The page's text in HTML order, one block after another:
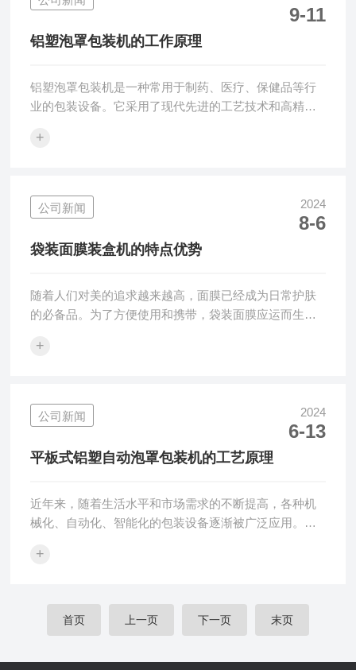
精密的电子设备，都可以使用这种机器进行高效装盒。
全自动高速装盒机的工作原理：1.纸盒成型：纸盒通过
自动送料装置送入机器内，然后被自动折叠成适合装载
9-11
铝塑泡罩包装机的工作原理
铝塑泡罩包装机是一种常用于制药、医疗、保健品等行
业的包装设备。它采用了现代先进的工艺技术和高精度
中，具有良好的密封性和保护性。铝塑泡罩包装机的工
的热封性能。加热系统会通过加热板、上下电热管等传
导方式将热量传递到膜材表面，使其软化并流动。2、热
合：经过加热后的膜材将通过机械送膜系统被送到成型
位，同时上下热封臂将夹持住膜材。热封臂助力于...
+
公司新闻 2024
8-6
袋装面膜装盒机的特点优势
随着人们对美的追求越来越高，面膜已经成为日常护肤
的必备品。为了方便使用和携带，袋装面膜应运而生。
费者的需求。因此，一种袋装面膜装盒机应运而生。袋
封盒机构组成。物料仓是将面膜自动点数堆砌成两片、
五片、十片等一定数量的面膜放在输送链板上，输送链
板在运输的过程中光电传感器检测到链板上有物料，盒
架就自动吸开纸盒并放置在链夹上，同时推料机构将
+
公司新闻 2024
6-13
平板式铝塑自动泡罩包装机的工艺原理
近年来，随着生活水平和市场需求的不断提高，各种机
械化、自动化、智能化的包装设备逐渐被广泛应用。平
备，已经成为许多行业的常用工具和必需品。今天小编
下几部分组成：1、吸塑模具：负责将平板铝箔塑造成所
需形状的泡罩，通常由上下两个模具组成。2、封口模
+
首页 上一页 下一页 末页